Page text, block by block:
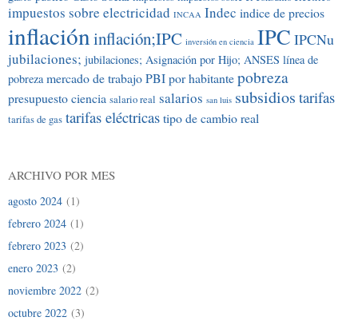
impuestos sobre electricidad INCAA Indec indice de precios
inflacióninflación;IPC inversión en ciencia IPC IPCNu
jubilaciones; jubilaciones; Asignación por Hijo; ANSES línea de
pobreza mercado de trabajoPBI por habitantepobreza
presupuesto ciencia salario real salarios san luis subsidios tarifas
tarifas de gas tarifas eléctricastipo de cambio real
ARCHIVO POR MES
agosto 2024 (1)
febrero 2024 (1)
febrero 2023 (2)
enero 2023 (2)
noviembre 2022 (2)
octubre 2022 (3)